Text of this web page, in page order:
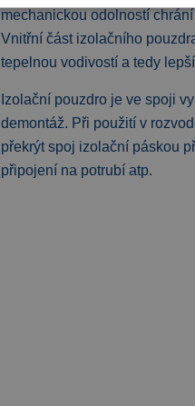
mechanickou odolností
Vnitřní část izolačního
tepelnou vodivostí a tedy
Izolační pouzdro je ve spoji
demontáž. Při použití v
překrýt spoj izolační páskou
připojení na potrubí atp.